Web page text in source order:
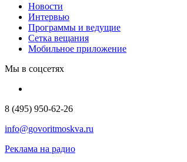
Новости
Интервью
Программы и ведущие
Сетка вещания
Мобильное приложение
Мы в соцсетях
8 (495) 950-62-26
info@govoritmoskva.ru
Реклама на радио